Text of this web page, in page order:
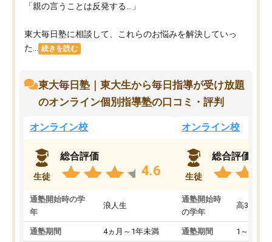
「親の言うことは反発する…」
東大毎日塾に相談して、これらのお悩みを解決していっ
た...
続きを読む
東大毎日塾｜東大生から毎日指導が受け放題
のオンライン個別指導塾の口コミ・評判
オンライン校
生徒
総合評価
4.6
通塾開始時の学
年
浪人生
通塾期間 4ヵ月～1年未満
オンライン校
生徒
総合評価
通塾開始時
の学年
高3
通塾期間 1～3ヵ月